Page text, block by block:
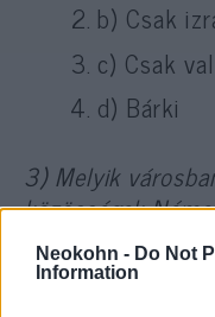
Neokohn - Do Not
Information
b) Csak
c) Csak
d) Bárki
3) Melyik
közösségek
a) Berlin